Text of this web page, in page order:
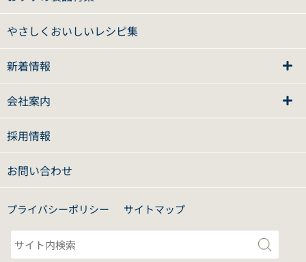
やさしくおいしいレシピ集
新着情報
会社案内
採用情報
お問い合わせ
プライバシーポリシー サイトマップ